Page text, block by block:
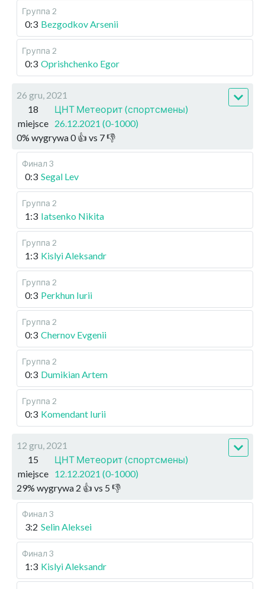
Группа 2
0:3 Bezgodkov Arsenii
Группа 2
0:3 Oprishchenko Egor
26 gru, 2021
18
miejsce
ЦНТ Метеорит (спортсмены)
26.12.2021 (0-1000)
0% wygrywa0👍 vs 7👎
Финал 3
0:3 Segal Lev
Группа 2
1:3 Iatsenko Nikita
Группа 2
1:3 Kislyi Aleksandr
Группа 2
0:3 Perkhun Iurii
Группа 2
0:3 Chernov Evgenii
Группа 2
0:3 Dumikian Artem
Группа 2
0:3 Komendant Iurii
12 gru, 2021
15
miejsce
ЦНТ Метеорит (спортсмены)
12.12.2021 (0-1000)
29% wygrywa 2 👍 vs 5 👎
Финал 3
3:2 Selin Aleksei
Финал 3
1:3 Kislyi Aleksandr